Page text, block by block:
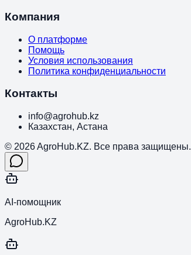
Компания
О платформе
Помощь
Условия использования
Политика конфиденциальности
Контакты
info@agrohub.kz
Казахстан, Астана
© 2026 AgroHub.KZ. Все права защищены.
AI-помощник
AgroHub.KZ